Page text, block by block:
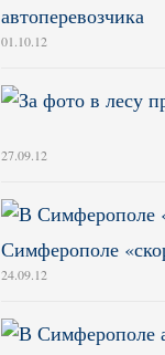
автоперевозчика
01.10.12
27.09.12
Симферополе
24.09.12